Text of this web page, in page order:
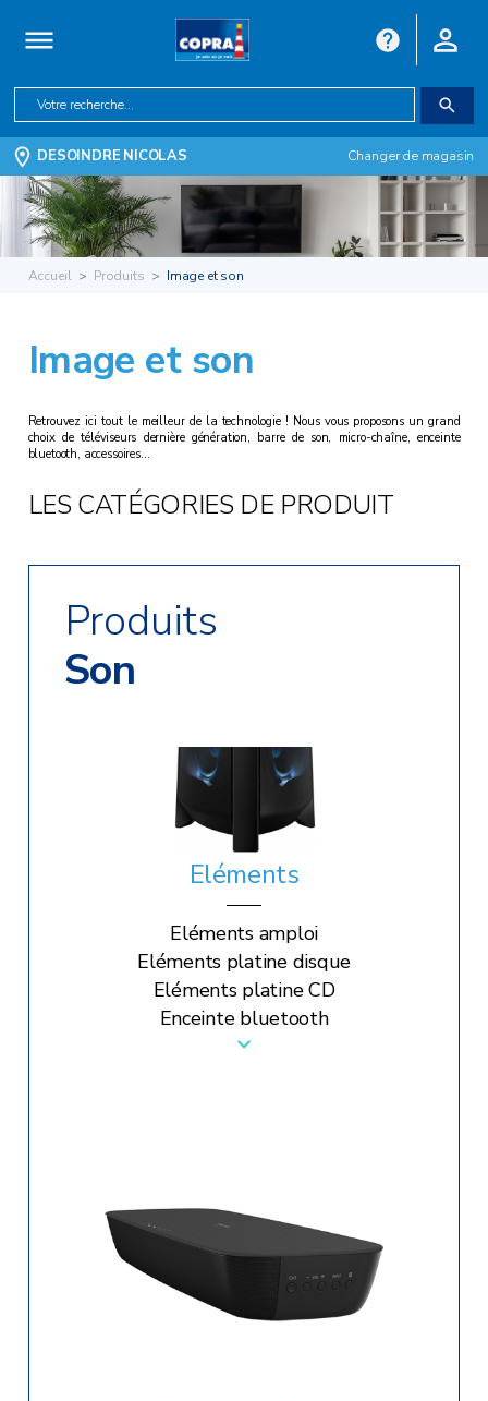
DESOINDRE NICOLAS Changer de magasin
Accueil Produits Image et son
Image et son
Retrouvez ici tout le meilleur de la technologie ! Nous vous proposons un grand
choix de téléviseurs dernière génération, barre de son, micro-chaîne, enceinte
bluetooth, accessoires…
LES CATÉGORIES DE PRODUIT
Produits
Son
Mini-chaîne
Radio réveil
Eléments
Eléments amploi
Eléments platine disque
Eléments platine CD
Enceinte bluetooth